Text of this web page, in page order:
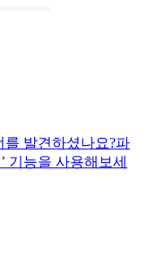
를 발견하셨나요?파
기능을 사용해보세